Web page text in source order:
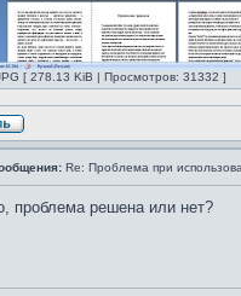
[ 278.13 KiB | Просмотров: 31332 ]
Re: Проблема при
проблема решена или нет?